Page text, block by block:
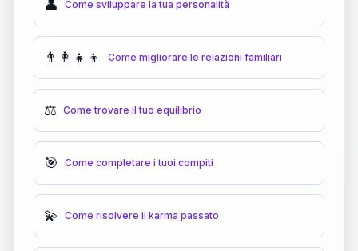
👤 Come sviluppare la tua personalità
👨‍👩‍👧‍👦 Come migliorare le relazioni familiari
⚖️ Come trovare il tuo equilibrio
🎯 Come completare i tuoi compiti
💫 Come risolvere il karma passato